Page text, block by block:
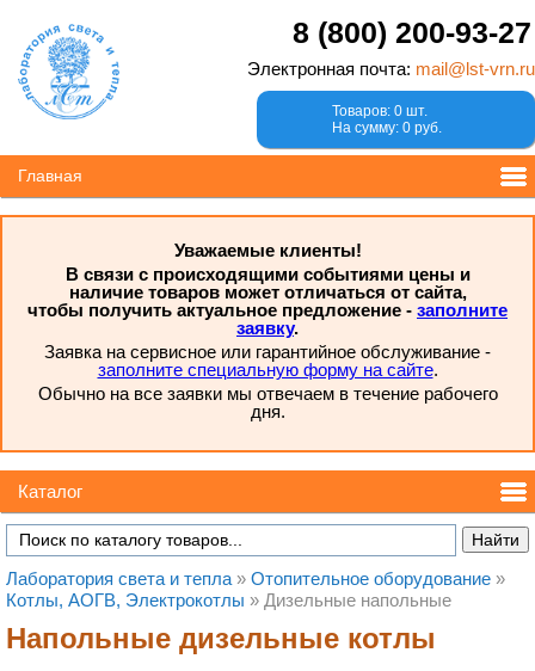
8 (800) 200-93-27
Электронная почта: mail@lst-vrn.ru
Товаров: 0 шт.
На сумму: 0 руб.
Главная
Уважаемые клиенты!
В связи с происходящими событиями цены и
наличие товаров может отличаться от сайта,
чтобы получить актуальное предложение - заполните
заявку.
Заявка на сервисное или гарантийное обслуживание -
заполните специальную форму на сайте.
Обычно на все заявки мы отвечаем в течение рабочего
дня.
Каталог
Лаборатория света и тепла » Отопительное оборудование »
Котлы, АОГВ, Электрокотлы » Дизельные напольные
Напольные дизельные котлы